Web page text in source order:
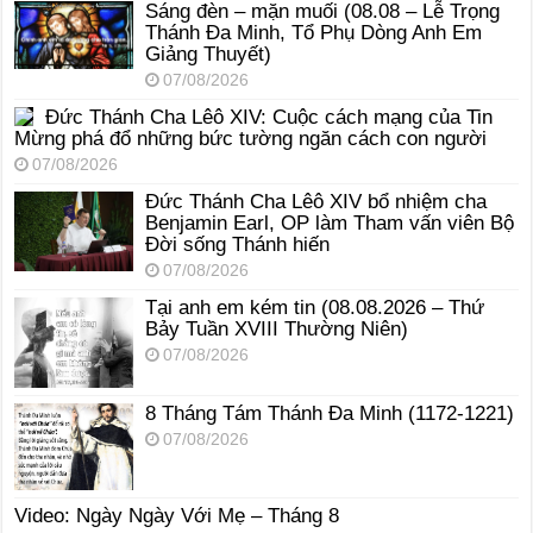
Sáng đèn – mặn muối (08.08 – Lễ Trọng
Thánh Đa Minh, Tổ Phụ Dòng Anh Em
Giảng Thuyết)
07/08/2026
Đức Thánh Cha Lêô XIV: Cuộc cách mạng của Tin
Mừng phá đổ những bức tường ngăn cách con người
07/08/2026
Đức Thánh Cha Lêô XIV bổ nhiệm cha
Benjamin Earl, OP làm Tham vấn viên Bộ
Đời sống Thánh hiến
07/08/2026
Tại anh em kém tin (08.08.2026 – Thứ
Bảy Tuần XVIII Thường Niên)
07/08/2026
8 Tháng Tám Thánh Ða Minh (1172-1221)
07/08/2026
Video: Ngày Ngày Với Mẹ – Tháng 8